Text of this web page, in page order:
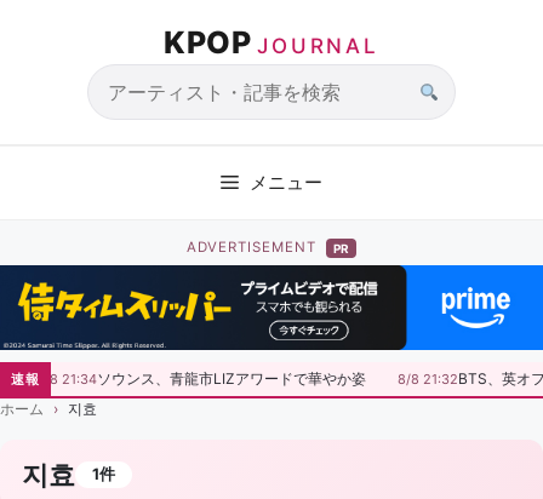
KPOP JOURNAL
サ
メニュー
ADVERTISEMENT PR
速報8/8 21:34ソウンス、青龍市LIZアワードで華やか姿 8/8 21:32BTS、英オ
ホーム
지효
지효 1件